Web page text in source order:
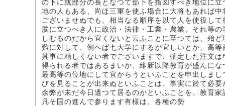
の下に或部分の長となつて部下を指図すべき地位に
地の人もある、尚ほ三軍を使ふ場合に大将もあれば
ございませぬでも、相当なる順序を以て人を使役し
脳に立つべき人に政治・法律・工業・農業、それ等
しむるのだから宜くないと云ふことに至つては、殆
難に対して、例へば七大学にするが宜しいとか、高
其事に精しくない者でございますで、確定した注文
得られる者ではあるまいか、維新以降教育が盛んに
最高等の位地にして宜からうといふことを申出しま
びを見ることが出来ぬといふことは、事実に於て必
余弊が未だ今日遺つて居るのかといふことを、教育
凡そ国の進んで参ります有様は、各種の勢